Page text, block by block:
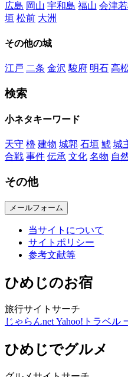
広島 岡山 宇和島 福山 会津
垣 松前 大洲
その他の城
江戸 二条 金沢 駿府 明石 高
検索
小ネタキーワード
天守 櫓 建物 城郭 石垣 鯱 城
合戦 事件 伝承 文化 名物 自
その他
メールフォーム
当サイトについて
サイトポリシー
参考文献等
ひめじのお宿
旅行サイトサーチ
じゃらんnetYahoo!トラベル
ひめじでグルメ